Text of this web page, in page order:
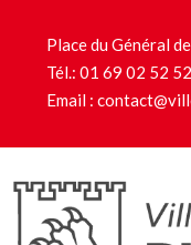
Place du Général
Tél.: 01 69 02 52 52
Email :